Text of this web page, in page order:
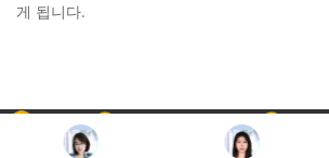
소프트웨어
회사 070-4155-8866
Copyright © NEWARE 1998 - 2026. All
게 됩니다.